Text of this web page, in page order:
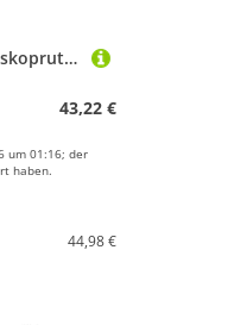
Zite Stipprute 8m Teleskoprute für Angeln & Geocaching, Carbon Composite Material
43,22 €
um 01:16; der
haben.
44,98 €